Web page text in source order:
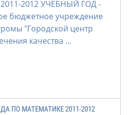
ПО МАТЕМАТИКЕ 2011-2012